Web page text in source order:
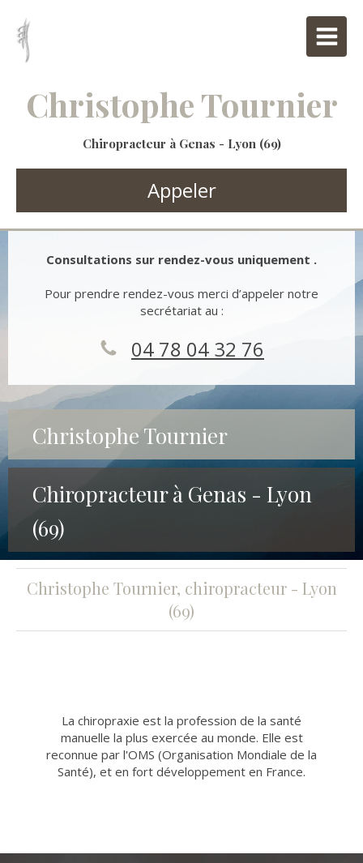
Christophe Tournier
Chiropracteur à Genas - Lyon (69)
Appeler
Consultations sur rendez-vous uniquement .
Pour prendre rendez-vous merci d’appeler notre
secrétariat au :
04 78 04 32 76
Christophe Tournier
Chiropracteur à Genas - Lyon
(69)
Christophe Tournier, chiropracteur - Lyon
(69)
La chiropraxie est la profession de la santé
manuelle la plus exercée au monde. Elle est
reconnue par l'OMS (Organisation Mondiale de la
Santé), et en fort développement en France.